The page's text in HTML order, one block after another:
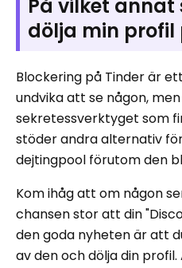
På vilket
dölja min profil
Blockering på Tinder är
undvika att se någon,
sekretessverktyget som
stöder andra alternativ
dejtingpool förutom den
Kom ihåg att om någon
chansen stor att din
den goda nyheten är att
av den och dölja din